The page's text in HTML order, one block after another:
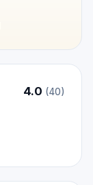
4.0 (40)